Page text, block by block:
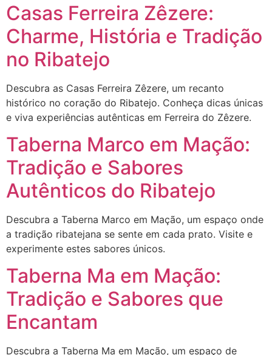
Casas Ferreira Zêzere:
Charme, História e Tradição
no Ribatejo
Descubra as Casas Ferreira Zêzere, um recanto
histórico no coração do Ribatejo. Conheça dicas únicas
e viva experiências autênticas em Ferreira do Zêzere.
Taberna Marco em Mação:
Tradição e Sabores
Autênticos do Ribatejo
Descubra a Taberna Marco em Mação, um espaço onde
a tradição ribatejana se sente em cada prato. Visite e
experimente estes sabores únicos.
Taberna Ma em Mação:
Tradição e Sabores que
Encantam
Descubra a Taberna Ma em Mação, um espaço de